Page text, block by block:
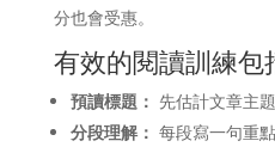
分也會受惠。
有效的閱讀訓練包
預讀標題： 先估計文章主
分段理解： 每段寫一句重